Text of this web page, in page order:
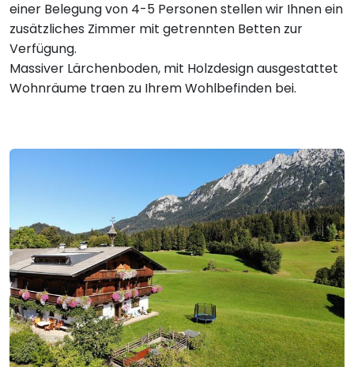
einer Belegung von 4-5 Personen stellen wir Ihnen ein
zusätzliches Zimmer mit getrennten Betten zur
Verfügung.
Massiver Lärchenboden, mit Holzdesign ausgestattet
Wohnräume traen zu Ihrem Wohlbefinden bei.